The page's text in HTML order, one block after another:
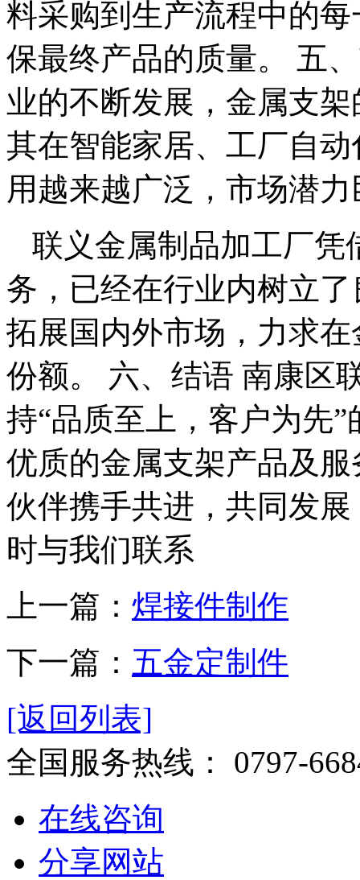
料采购到生产流程中的
保最终产品的质量。 五
业的不断发展，金属支
其在智能家居、工厂自
用越来越广泛，市场潜力
联义金属制品加工厂凭
务，已经在行业内树立
拓展国内外市场，力求
份额。 六、结语 南康区
持“品质至上，客户为先
优质的金属支架产品及
伙伴携手共进，共同发
时与我们联系
上一篇： 焊接件制作
下一篇： 五金定制件
[返回列表]
全国服务热线： 0797-
在线咨询
分享网站